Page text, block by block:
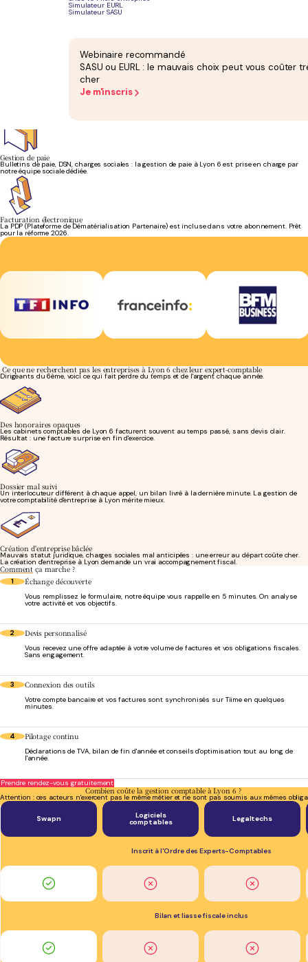
Simulateur EURL
Simulateur SASU
Webinaire recommandé
SASU ou EURL : le mauvais choix peut vous coûter
cher
Je m'inscris
Votre bilan est attesté par un expert-comptable inscrit à l'Ordre depuis 2009. Aucun
Gestion de paie
Bulletins de paie, DSN, charges sociales : la gestion de paie à Lyon 6 est prise en charge par
notre équipe sociale dédiée.
Facturation électronique
La PDP (Plateforme de Dématérialisation Partenaire) est incluse dans votre abonnement. Prêt
pour la réforme 2026.
Ce que ne recherchent pas les entreprises à Lyon 6 chez leur expert-comptable
Dirigeants du 6ème, voici ce qui fait perdre du temps et de l'argent chaque année.
Des honoraires opaques
Les cabinets comptables de Lyon 6 facturent souvent au temps passé, sans devis clair.
Résultat : une facture surprise en fin d'exercice.
Dossier mal suivi
Un interlocuteur différent à chaque appel, un bilan livré à la dernière minute. La gestion de
votre comptabilité d'entreprise à Lyon mérite mieux.
Création d'entreprise bâclée
Mauvais statut juridique, charges sociales mal anticipées : une erreur au départ coûte cher.
La création d'entreprise à Lyon demande un vrai accompagnement fiscal.
Comment ça marche ?
1 Échange découverte
Vous remplissez le formulaire, notre équipe vous rappelle en 5 minutes. On analyse
votre activité et vos objectifs.
2 Devis personnalisé
Vous recevez une offre adaptée à votre volume de factures et vos obligations fiscales.
Sans engagement.
3 Connexion des outils
Votre compte bancaire et vos factures sont synchronisés sur Tiime en quelques
minutes.
4 Pilotage continu
Déclarations de TVA, bilan de fin d'année et conseils d'optimisation tout au long de
l'année.
Prendre rendez-vous gratuitement
Combien coûte la gestion comptable à Lyon 6 ?
Attention : ces acteurs n'exercent pas le même métier et ne sont pas soumis aux mêmes
Swapn Logiciels
comptables Legaltechs
Inscrit à l'Ordre des Experts-Comptables
Bilan et liasse fiscale inclus